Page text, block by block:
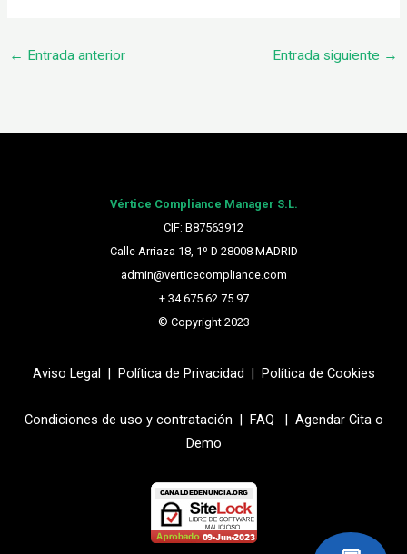
← Entrada anterior Entrada siguiente →
Vértice Compliance Manager S.L.
CIF: B87563912
Calle Arriaza 18, 1º D 28008 MADRID
admin@verticecompliance.com
+ 34 675 62 75 97
© Copyright 2023
Aviso Legal | Política de Privacidad | Política de Cookies
Condiciones de uso y contratación | FAQ | Agendar Cita o
Demo